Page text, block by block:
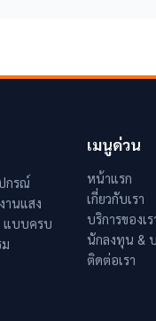
กรณ์
านแสง
แบบครบ
เมนูด่วน
หน้าแรก
เกี่ยวกับเรา
บริการของเร
นักลงทุน &
ติดต่อเรา